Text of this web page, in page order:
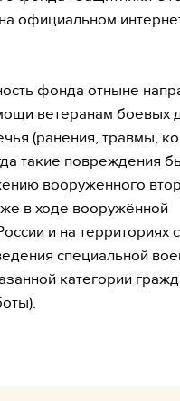
официальном
фонда отныне
ветеранам боевых
(ранения, травмы,
такие повреждения
вооружённого
в ходе вооружённой
и на территориях
специальной
категории